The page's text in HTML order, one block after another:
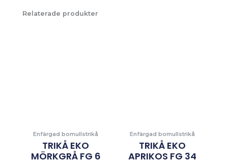
Relaterade produkter
Enfärgad bomullstrikå
TRIKÅ EKO
MÖRKGRÅ FG 6
Enfärgad bomullstrikå
TRIKÅ EKO
APRIKOS FG 34